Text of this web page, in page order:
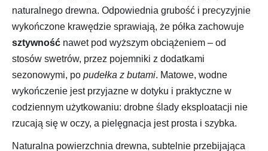
naturalnego drewna. Odpowiednia grubość i precyzyjnie
wykończone krawędzie sprawiają, że półka zachowuje
sztywność nawet pod wyższym obciążeniem – od
stosów swetrów, przez pojemniki z dodatkami
sezonowymi, po pudełka z butami. Matowe, wodne
wykończenie jest przyjazne w dotyku i praktyczne w
codziennym użytkowaniu: drobne ślady eksploatacji nie
rzucają się w oczy, a pielęgnacja jest prosta i szybka.
Naturalna powierzchnia drewna, subtelnie przebijająca